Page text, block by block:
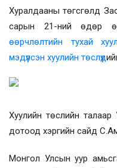
Хуралдааны төгсгөлд
сарын 21-ний өдөр
өөрчлөлтийн тухай
мэдүүлсэн хуулийн төслүүд
Хуулийн төслийн талаар
дотоод хэргийн сайд
Монгол Улсын уур